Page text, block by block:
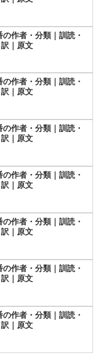
作者・分類｜訓読・
｜原文
作者・分類｜訓読・
｜原文
作者・分類｜訓読・
｜原文
作者・分類｜訓読・
｜原文
作者・分類｜訓読・
｜原文
作者・分類｜訓読・
｜原文
作者・分類｜訓読・
｜原文